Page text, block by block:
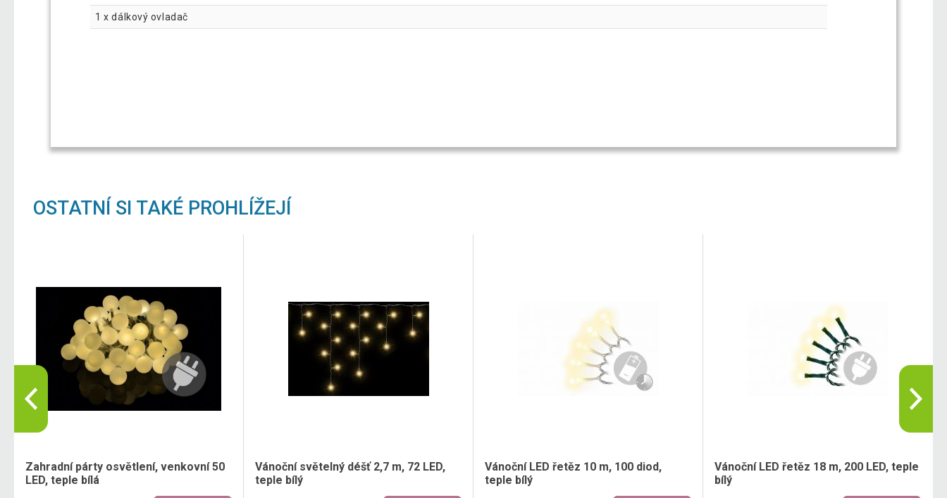
1 x dálkový ovladač
OSTATNÍ SI TAKÉ PROHLÍŽEJÍ
Zahradní párty osvětlení, venkovní 50
LED, teple bílá
Vánoční světelný déšť 2,7 m, 72 LED,
teple bílý
Vánoční LED řetěz 10 m, 100 diod,
teple bílý
Vánoční LED řetěz 18 m, 200 LED, teple
bílý